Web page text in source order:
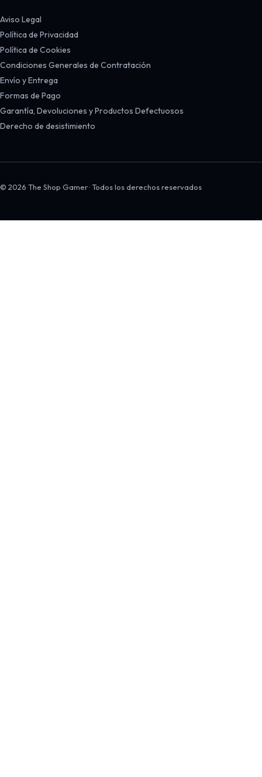
Aviso Legal
Política de Privacidad
Política de Cookies
Condiciones Generales de Contratación
Envío y Entrega
Formas de Pago
Garantía, Devoluciones y Productos Defectuosos
Derecho de desistimiento
© 2026 The Shop Gamer · Todos los derechos reservados